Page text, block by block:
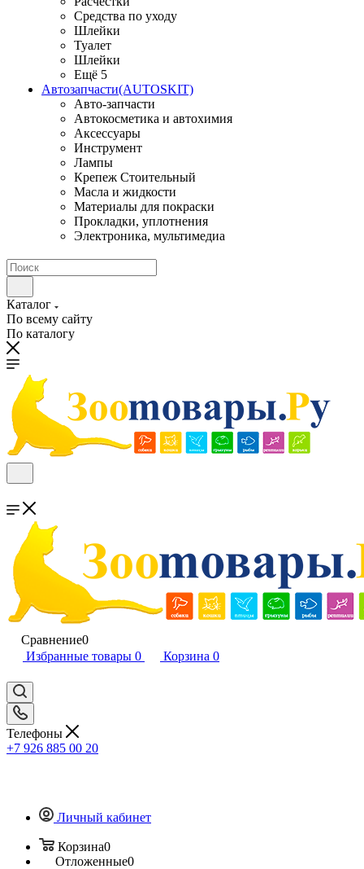
Средства по уходу
Шлейки
Туалет
Шлейки
Ещё 5
Автозапчасти(AUTOSKIT)
Авто-запчасти
Автокосметика и автохимия
Аксессуары
Инструмент
Лампы
Крепеж Стоительный
Масла и жидкости
Материалы для покраски
Прокладки, уплотнения
Электроника, мультимедиа
Каталог
По всему сайту
По каталогу
Сравнение0
Избранные товары 0 Корзина 0
Телефоны
+7 926 885 00 20
Личный кабинет
Корзина0
Отложенные0